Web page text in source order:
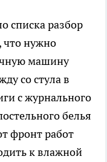
списка разбор
что нужно
машину
со стула в
с журнального
белья
фронт работ
к влажной